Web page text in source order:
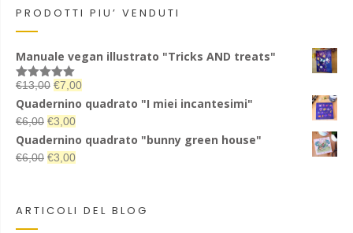
PRODOTTI PIU’ VENDUTI
Manuale vegan illustrato "Tricks AND treats"
Valutato
5.00
su 5
€13,00 Il
prezzo
originale
era:
€13,00.
€7,00Il
prezzo
è:
Quadernino quadrato "I miei incantesimi"
€6,00 Il
prezzo
originale
€3,00Il
prezzo
attuale
Quadernino quadrato "bunny green house"
€6,00 Il
era:
€3,00Il
è:
ARTICOLI DEL BLOG